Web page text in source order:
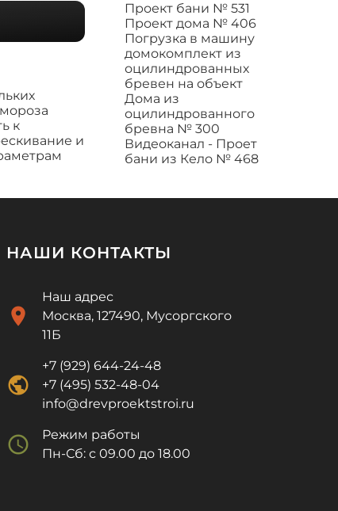
к
и
Проект бани № 531
Проект дома № 406
Погрузка в машину
домокомплект из
оцилиндрованных
бревен на объект
Дома из
оцилиндрованного
бревна № 300
Видеоканал - Проет
бани из Кело № 468
НАШИ КОНТАКТЫ
location_on
Наш адрес
Москва, 127490, Мусоргского
11Б
public
+7 (929) 644-24-48
+7 (495) 532-48-04
info@drevproektstroi.ru
schedule
Режим работы
Пн-Сб: с 09.00 до 18.00